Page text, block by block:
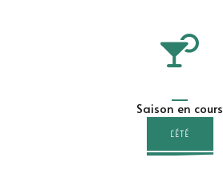
Saison en cours
L'ÉTÉ